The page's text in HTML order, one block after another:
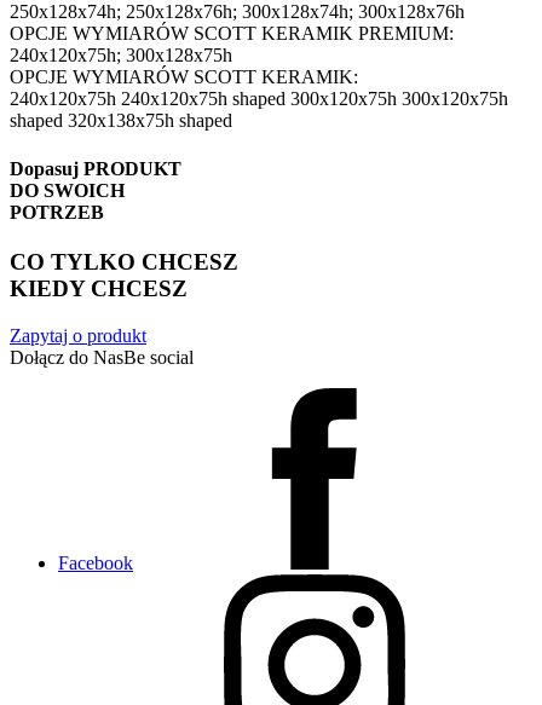
250x128x74h; 250x128x76h; 300x128x74h; 300x128x76h
OPCJE WYMIARÓW SCOTT KERAMIK PREMIUM:
240x120x75h; 300x128x75h
OPCJE WYMIARÓW SCOTT KERAMIK:
240x120x75h 240x120x75h shaped 300x120x75h 300x120x75h
shaped 320x138x75h shaped
Dopasuj PRODUKT
DO SWOICH
POTRZEB
CO TYLKO CHCESZ
KIEDY CHCESZ
Zapytaj o produkt
Dołącz do NasBe social
Facebook